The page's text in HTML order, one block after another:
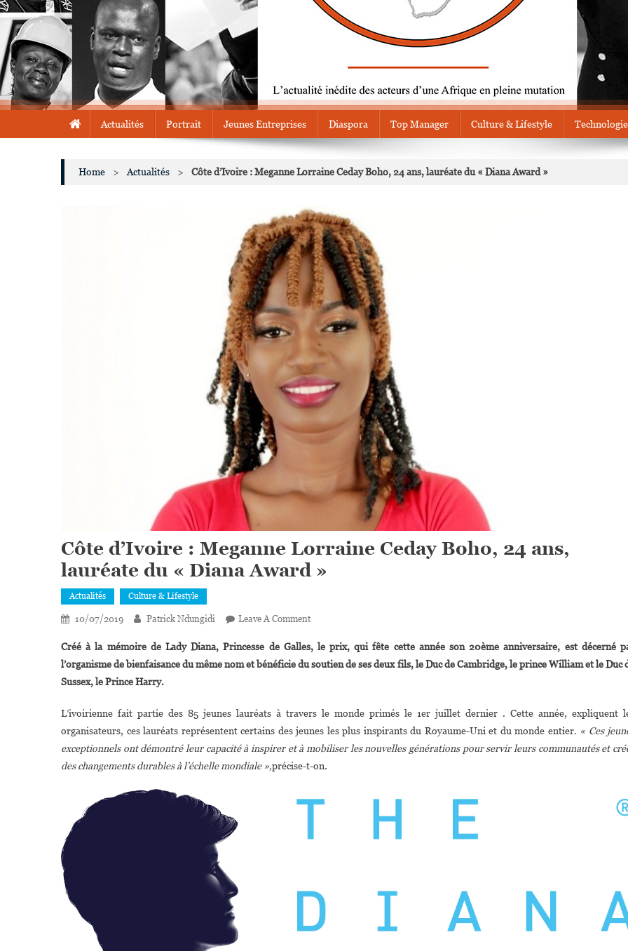
Actualités Portrait Jeunes Entreprises Diaspora Top Manager Culture & Lifestyle
Home > Actualités > Côte d’Ivoire : Meganne Lorraine Ceday Boho, 24 ans, lauréate du « Diana Award »
Côte d’Ivoire : Meganne Lorraine Ceday Boho, 24 ans,
lauréate du « Diana Award »
Actualités Culture & Lifestyle
10/07/2019 Patrick Ndungidi Leave A CommentOn
D’Ivoire :
Meganne
Boho,
24
Ans,
Lauréate
Créé à la mémoire de Lady Diana, Princesse de Galles, le prix, qui fête cette année son 20ème anniversaire, est décerné
l’organisme de bienfaisance du même nom et bénéficie du soutien de ses deux fils, le Duc de Cambridge, le prince William et le Duc
Sussex, le Prince Harry.
L’ivoirienne fait partie des 85 jeunes lauréats à travers le monde primés le 1er juillet dernier . Cette année, expliquent
organisateurs, ces lauréats représentent certains des jeunes les plus inspirants du Royaume-Uni et du monde entier. « Ces
exceptionnels ont démontré leur capacité à inspirer et à mobiliser les nouvelles générations pour servir leurs communautés et
des changements durables à l’échelle mondiale »,précise-t-on.